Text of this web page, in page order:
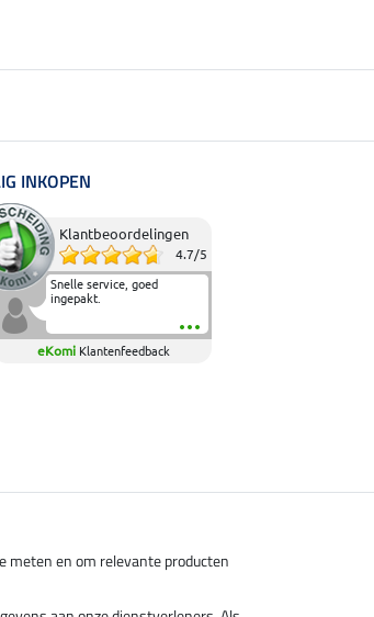
INKOPEN
Klantbeoordelingen
4.7/5
Snelle service, goed
ingepakt.
eKomi Klantenfeedback
meten en om relevante producten